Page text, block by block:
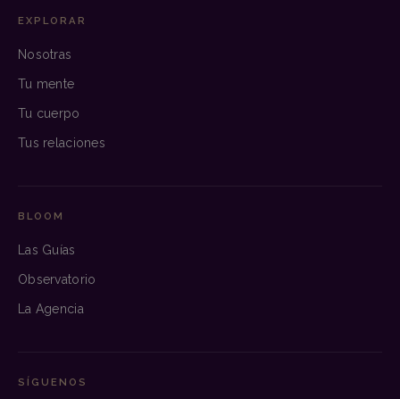
EXPLORAR
Nosotras
Tu mente
Tu cuerpo
Tus relaciones
BLOOM
Las Guías
Observatorio
La Agencia
SÍGUENOS